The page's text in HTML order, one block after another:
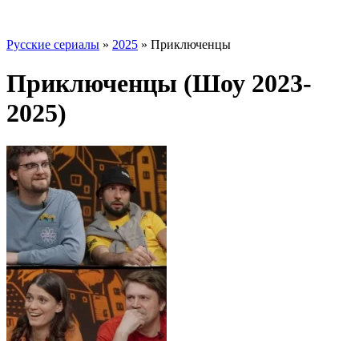
Русские сериалы » 2025 » Приключенцы
Приключенцы (Шоу 2023-
2025)